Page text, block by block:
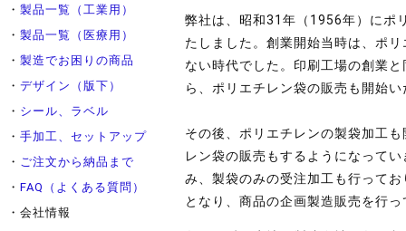
・ 製品一覧（工業用）
・ 製品一覧（医療用）
・ 製造でお困りの商品
・ デザイン（版下）
・ シール、ラベル
・ 手加工、セットアップ
・ ご注文から納品まで
・ FAQ（よくある質問）
・会社情報
弊社は、昭和31年（1956年）にポ
たしました。創業開始当時は、ポ
ない時代でした。印刷工場の創業
ら、ポリエチレン袋の販売も開始
その後、ポリエチレンの製袋加工
レン袋の販売もするようになって
み、製袋のみの受注加工も行って
となり、商品の企画製造販売を行